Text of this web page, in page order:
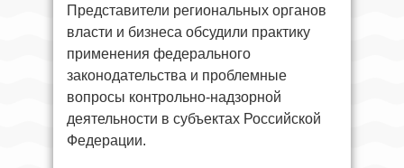
Представители региональных органов
власти и бизнеса обсудили практику
применения федерального
законодательства и проблемные
вопросы контрольно-надзорной
деятельности в субъектах Российской
Федерации.